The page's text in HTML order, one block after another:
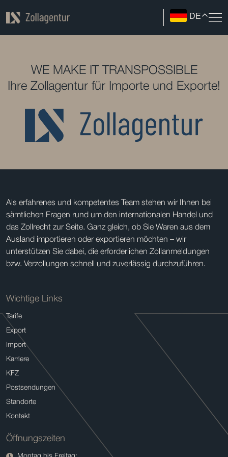
DE
WE MAKE IT TRANSPOSSIBLE
Ihre Zollagentur für Importe und Exporte!
Als erfahrenes und kompetentes Team stehen wir Ihnen bei
sämtlichen Fragen rund um den internationalen Handel und
das Zollrecht zur Seite. Ganz gleich, ob Sie Waren aus dem
Ausland importieren oder exportieren möchten – wir
unterstützen Sie dabei, die erforderlichen Zollanmeldungen
bzw. Verzollungen schnell und zuverlässig durchzuführen.
Wichtige Links
Tarife
Export
Import
Karriere
KFZ
Postsendungen
Standorte
Kontakt
Öffnungszeiten